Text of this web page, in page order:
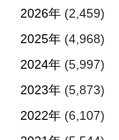
2026年(2,459)
2025年(4,968)
2024年(5,997)
2023年(5,873)
2022年(6,107)